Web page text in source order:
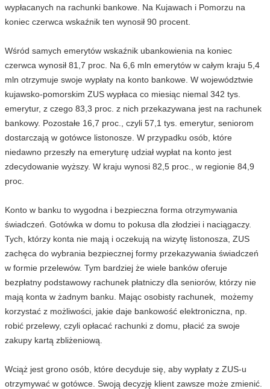
wypłacanych na rachunki bankowe. Na Kujawach i Pomorzu na
koniec czerwca wskaźnik ten wynosił 90 procent.
Wśród samych emerytów wskaźnik ubankowienia na koniec
czerwca wynosił 81,7 proc. Na 6,6 mln emerytów w całym kraju 5,4
mln otrzymuje swoje wypłaty na konto bankowe. W województwie
kujawsko-pomorskim ZUS wypłaca co miesiąc niemal 342 tys.
emerytur, z czego 83,3 proc. z nich przekazywana jest na rachunek
bankowy. Pozostałe 16,7 proc., czyli 57,1 tys. emerytur, seniorom
dostarczają w gotówce listonosze. W przypadku osób, które
niedawno przeszły na emeryturę udział wypłat na konto jest
zdecydowanie wyższy. W kraju wynosi 82,5 proc., w regionie 84,9
proc.
Konto w banku to wygodna i bezpieczna forma otrzymywania
świadczeń. Gotówka w domu to pokusa dla złodziei i naciągaczy.
Tych, którzy konta nie mają i oczekują na wizytę listonosza, ZUS
zachęca do wybrania bezpiecznej formy przekazywania świadczeń
w formie przelewów. Tym bardziej że wiele banków oferuje
bezpłatny podstawowy rachunek płatniczy dla seniorów, którzy nie
mają konta w żadnym banku. Mając osobisty rachunek, możemy
korzystać z możliwości, jakie daje bankowość elektroniczna, np.
robić przelewy, czyli opłacać rachunki z domu, płacić za swoje
zakupy kartą zbliżeniową.
Wciąż jest grono osób, które decyduje się, aby wypłaty z ZUS-u
otrzymywać w gotówce. Swoją decyzję klient zawsze może zmienić.